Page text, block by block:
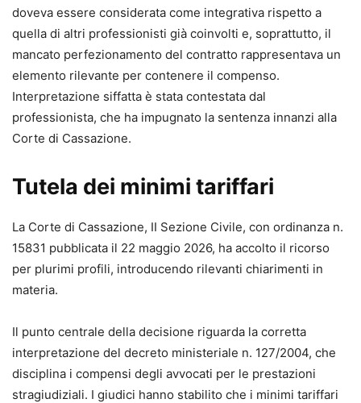
Benito Nigro, dall’anno 1990. Avvocato cassazionista,
Mediatore civile e Giudice ausiliario presso la Corte di
Appello di Napoli, sino al dicembre 2022, è attualmente
Giudice di pace in Agropoli.
doveva essere considerata come integrativa rispetto a
quella di altri professionisti già coinvolti e, soprattutto, il
mancato perfezionamento del contratto rappresentava un
elemento rilevante per contenere il compenso.
Interpretazione siffatta è stata contestata dal
professionista, che ha impugnato la sentenza innanzi alla
Corte di Cassazione.
Tutela dei minimi tariffari
La Corte di Cassazione, II Sezione Civile, con ordinanza n.
15831 pubblicata il 22 maggio 2026, ha accolto il ricorso
per plurimi profili, introducendo rilevanti chiarimenti in
materia.
Il punto centrale della decisione riguarda la corretta
interpretazione del decreto ministeriale n. 127/2004, che
disciplina i compensi degli avvocati per le prestazioni
stragiudiziali. I giudici hanno stabilito che i minimi tariffari